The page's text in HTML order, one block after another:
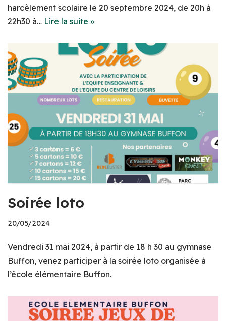
harcèlement scolaire le 20 septembre 2024, de 20h à
22h30 à… Lire la suite »
Soirée loto
20/05/2024
Vendredi 31 mai 2024, à partir de 18 h 30 au gymnase
Buffon, venez participer à la soirée loto organisée à
l’école élémentaire Buffon.